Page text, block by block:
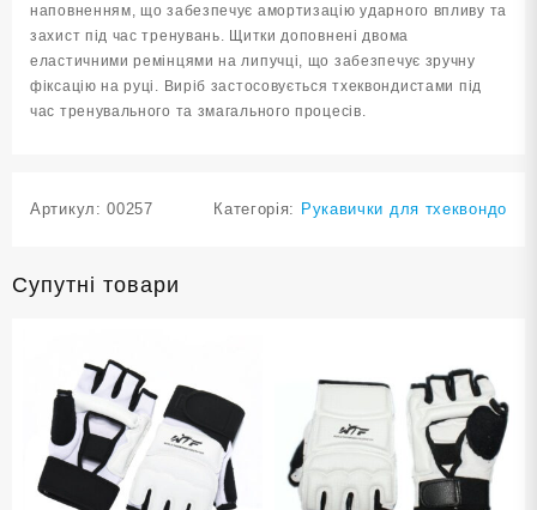
наповненням, що забезпечує амортизацію ударного впливу та
захист під час тренувань. Щитки доповнені двома
еластичними ремінцями на липучці, що забезпечує зручну
фіксацію на руці. Виріб застосовується тхеквондистами під
час тренувального та змагального процесів.
Артикул:00257 Категорія: Рукавички для тхеквондо
Супутні товари